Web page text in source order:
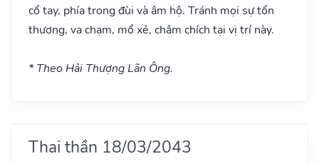
cổ tay, phía trong đùi và âm hộ. Tránh mọi sự tổn
thương, va chạm, mổ xẻ, châm chích tại vị trí này.
* Theo Hải Thượng Lãn Ông.
Thai thần 18/03/2043